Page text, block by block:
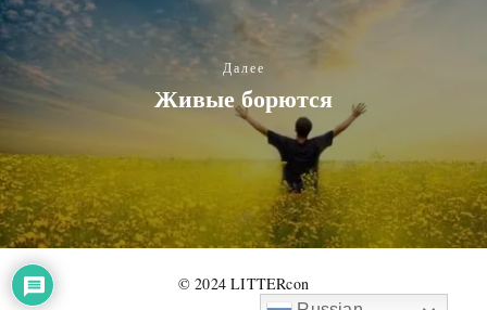
Далее
Живые борются
© 2024 LITTERcon